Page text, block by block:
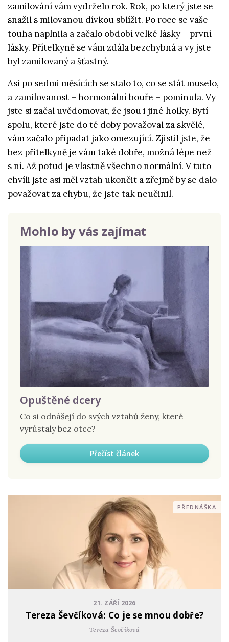
zamilování vám vydrželo rok. Rok, po který jste se
snažil s milovanou dívkou sblížit. Po roce se vaše
touha naplnila a začalo období velké lásky – první
lásky. Přítelkyně se vám zdála bezchybná a vy jste
byl zamilovaný a šťastný.
Asi po sedmi měsících se stalo to, co se stát muselo,
a zamilovanost – hormonální bouře – pominula. Vy
jste si začal uvědomovat, že jsou i jiné holky. Bytí
spolu, které jste do té doby považoval za skvělé,
vám začalo připadat jako omezující. Zjistil jste, že
bez přítelkyně je vám také dobře, možná lépe než
s ní. Až potud je vlastně všechno normální. V tuto
chvíli jste asi měl vztah ukončit a zřejmě by se dalo
považovat za chybu, že jste tak neučinil.
Mohlo by vás zajímat
Opuštěné dcery
Co si odnášejí do svých vztahů ženy, které
vyrůstaly bez otce?
Přečíst článek
PŘEDNÁŠKA
21. ZÁŘÍ 2026
Tereza Ševčíková: Co je se mnou dobře?
Tereza Ševčíková